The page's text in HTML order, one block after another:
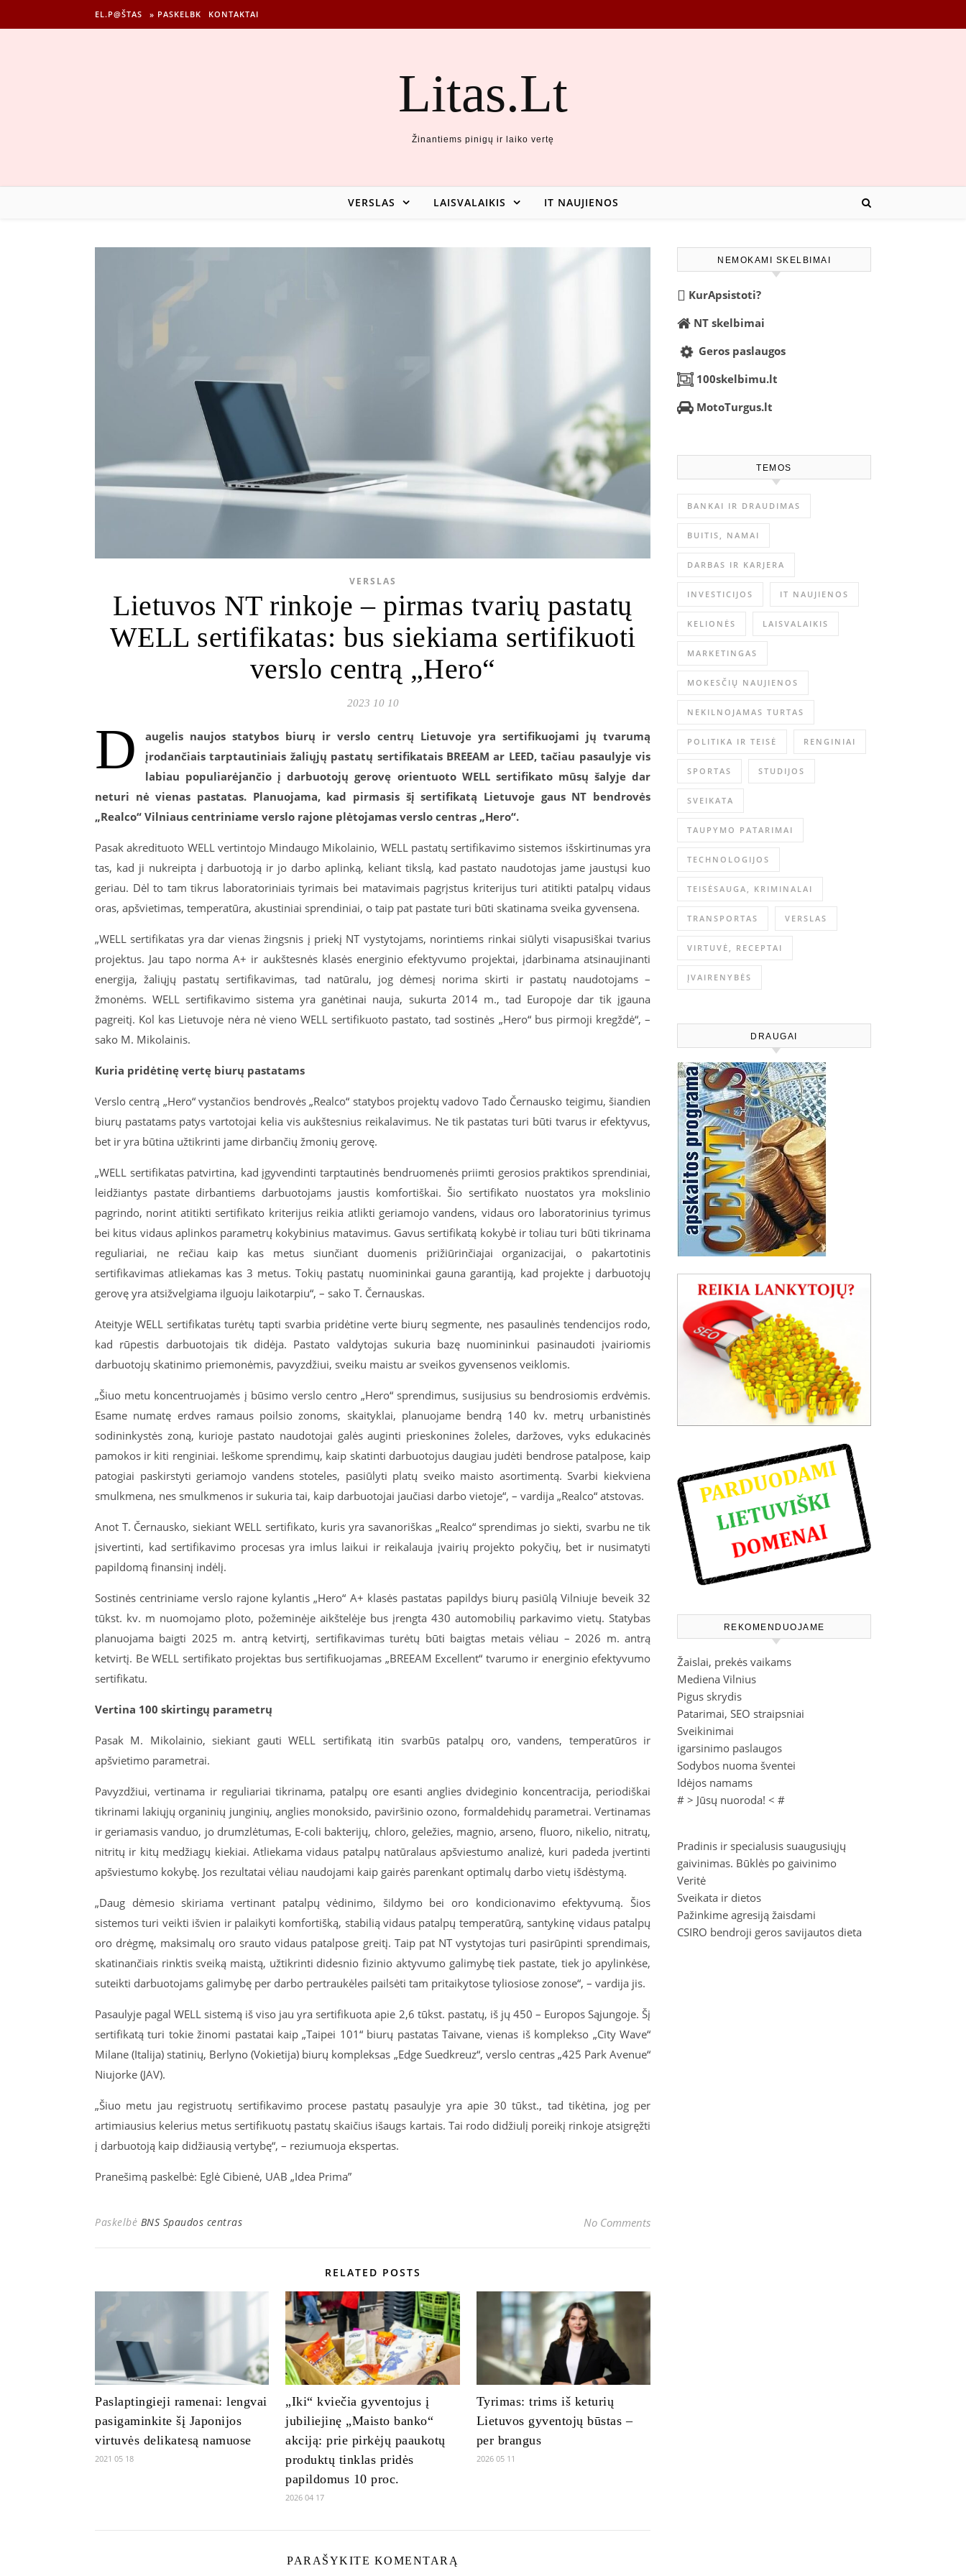
EL.P@ŠTAS » PASKELBK KONTAKTAI
Litas.Lt
Žinantiems pinigų ir laiko vertę
VERSLAS LAISVALAIKIS IT NAUJIENOS
VERSLAS
Lietuvos NT rinkoje – pirmas tvarių pastatų
WELL sertifikatas: bus siekiama sertifikuoti
verslo centrą „Hero“
2023 10 10
D
augelis naujos statybos biurų ir verslo centrų Lietuvoje yra sertifikuojami jų tvarumą
įrodančiais tarptautiniais žaliųjų pastatų sertifikatais BREEAM ar LEED, tačiau pasaulyje vis
labiau populiarėjančio į darbuotojų gerovę orientuoto WELL sertifikato mūsų šalyje dar
neturi nė vienas pastatas. Planuojama, kad pirmasis šį sertifikatą Lietuvoje gaus NT bendrovės
„Realco“ Vilniaus centriniame verslo rajone plėtojamas verslo centras „Hero“.
Pasak akredituoto WELL vertintojo Mindaugo Mikolainio, WELL pastatų sertifikavimo sistemos išskirtinumas yra
tas, kad ji nukreipta į darbuotoją ir jo darbo aplinką, keliant tikslą, kad pastato naudotojas jame jaustųsi kuo
geriau. Dėl to tam tikrus laboratoriniais tyrimais bei matavimais pagrįstus kriterijus turi atitikti patalpų vidaus
oras, apšvietimas, temperatūra, akustiniai sprendiniai, o taip pat pastate turi būti skatinama sveika gyvensena.
„WELL sertifikatas yra dar vienas žingsnis į priekį NT vystytojams, norintiems rinkai siūlyti visapusiškai tvarius
projektus. Jau tapo norma A+ ir aukštesnės klasės energinio efektyvumo projektai, įdarbinama atsinaujinanti
energija, žaliųjų pastatų sertifikavimas, tad natūralu, jog dėmesį norima skirti ir pastatų naudotojams –
žmonėms. WELL sertifikavimo sistema yra ganėtinai nauja, sukurta 2014 m., tad Europoje dar tik įgauna
pagreitį. Kol kas Lietuvoje nėra nė vieno WELL sertifikuoto pastato, tad sostinės „Hero“ bus pirmoji kregždė“, –
sako M. Mikolainis.
Kuria pridėtinę vertę biurų pastatams
Verslo centrą „Hero“ vystančios bendrovės „Realco“ statybos projektų vadovo Tado Černausko teigimu, šiandien
biurų pastatams patys vartotojai kelia vis aukštesnius reikalavimus. Ne tik pastatas turi būti tvarus ir efektyvus,
bet ir yra būtina užtikrinti jame dirbančių žmonių gerovę.
„WELL sertifikatas patvirtina, kad įgyvendinti tarptautinės bendruomenės priimti gerosios praktikos sprendiniai,
leidžiantys pastate dirbantiems darbuotojams jaustis komfortiškai. Šio sertifikato nuostatos yra mokslinio
pagrindo, norint atitikti sertifikato kriterijus reikia atlikti geriamojo vandens, vidaus oro laboratorinius tyrimus
bei kitus vidaus aplinkos parametrų kokybinius matavimus. Gavus sertifikatą kokybė ir toliau turi būti tikrinama
reguliariai, ne rečiau kaip kas metus siunčiant duomenis prižiūrinčiajai organizacijai, o pakartotinis
sertifikavimas atliekamas kas 3 metus. Tokių pastatų nuomininkai gauna garantiją, kad projekte į darbuotojų
gerovę yra atsižvelgiama ilguoju laikotarpiu“, – sako T. Černauskas.
Ateityje WELL sertifikatas turėtų tapti svarbia pridėtine verte biurų segmente, nes pasaulinės tendencijos rodo,
kad rūpestis darbuotojais tik didėja. Pastato valdytojas sukuria bazę nuomininkui pasinaudoti įvairiomis
darbuotojų skatinimo priemonėmis, pavyzdžiui, sveiku maistu ar sveikos gyvensenos veiklomis.
„Šiuo metu koncentruojamės į būsimo verslo centro „Hero“ sprendimus, susijusius su bendrosiomis erdvėmis.
Esame numatę erdves ramaus poilsio zonoms, skaityklai, planuojame bendrą 140 kv. metrų urbanistinės
sodininkystės zoną, kurioje pastato naudotojai galės auginti prieskonines žoleles, daržoves, vyks edukacinės
pamokos ir kiti renginiai. Ieškome sprendimų, kaip skatinti darbuotojus daugiau judėti bendrose patalpose, kaip
patogiai paskirstyti geriamojo vandens stoteles, pasiūlyti platų sveiko maisto asortimentą. Svarbi kiekviena
smulkmena, nes smulkmenos ir sukuria tai, kaip darbuotojai jaučiasi darbo vietoje“, – vardija „Realco“ atstovas.
Anot T. Černausko, siekiant WELL sertifikato, kuris yra savanoriškas „Realco“ sprendimas jo siekti, svarbu ne tik
įsivertinti, kad sertifikavimo procesas yra imlus laikui ir reikalauja įvairių projekto pokyčių, bet ir nusimatyti
papildomą finansinį indėlį.
Sostinės centriniame verslo rajone kylantis „Hero“ A+ klasės pastatas papildys biurų pasiūlą Vilniuje beveik 32
tūkst. kv. m nuomojamo ploto, požeminėje aikštelėje bus įrengta 430 automobilių parkavimo vietų. Statybas
planuojama baigti 2025 m. antrą ketvirtį, sertifikavimas turėtų būti baigtas metais vėliau – 2026 m. antrą
ketvirtį. Be WELL sertifikato projektas bus sertifikuojamas „BREEAM Excellent“ tvarumo ir energinio efektyvumo
sertifikatu.
Vertina 100 skirtingų parametrų
Pasak M. Mikolainio, siekiant gauti WELL sertifikatą itin svarbūs patalpų oro, vandens, temperatūros ir
apšvietimo parametrai.
Pavyzdžiui, vertinama ir reguliariai tikrinama, patalpų ore esanti anglies dvideginio koncentracija, periodiškai
tikrinami lakiųjų organinių junginių, anglies monoksido, paviršinio ozono, formaldehidų parametrai. Vertinamas
ir geriamasis vanduo, jo drumzlėtumas, E-coli bakterijų, chloro, geležies, magnio, arseno, fluoro, nikelio, nitratų,
nitritų ir kitų medžiagų kiekiai. Atliekama vidaus patalpų natūralaus apšviestumo analizė, kuri padeda įvertinti
apšviestumo kokybę. Jos rezultatai vėliau naudojami kaip gairės parenkant optimalų darbo vietų išdėstymą.
„Daug dėmesio skiriama vertinant patalpų vėdinimo, šildymo bei oro kondicionavimo efektyvumą. Šios
sistemos turi veikti išvien ir palaikyti komfortišką, stabilią vidaus patalpų temperatūrą, santykinę vidaus patalpų
oro drėgmę, maksimalų oro srauto vidaus patalpose greitį. Taip pat NT vystytojas turi pasirūpinti sprendimais,
skatinančiais rinktis sveiką maistą, užtikrinti didesnio fizinio aktyvumo galimybę tiek pastate, tiek jo apylinkėse,
suteikti darbuotojams galimybę per darbo pertraukėles pailsėti tam pritaikytose tyliosiose zonose“, – vardija jis.
Pasaulyje pagal WELL sistemą iš viso jau yra sertifikuota apie 2,6 tūkst. pastatų, iš jų 450 – Europos Sąjungoje. Šį
sertifikatą turi tokie žinomi pastatai kaip „Taipei 101“ biurų pastatas Taivane, vienas iš komplekso „City Wave“
Milane (Italija) statinių, Berlyno (Vokietija) biurų kompleksas „Edge Suedkreuz“, verslo centras „425 Park Avenue“
Niujorke (JAV).
„Šiuo metu jau registruotų sertifikavimo procese pastatų pasaulyje yra apie 30 tūkst., tad tikėtina, jog per
artimiausius kelerius metus sertifikuotų pastatų skaičius išaugs kartais. Tai rodo didžiulį poreikį rinkoje atsigręžti
į darbuotoją kaip didžiausią vertybę“, – reziumuoja ekspertas.
Pranešimą paskelbė: Eglė Cibienė, UAB „Idea Prima”
Paskelbė BNS Spaudos centras No Comments
RELATED POSTS
Paslaptingieji ramenai: lengvai
pasigaminkite šį Japonijos
virtuvės delikatesą namuose
2021 05 18
„Iki“ kviečia gyventojus į
jubiliejinę „Maisto banko“
akciją: prie pirkėjų paaukotų
produktų tinklas pridės
papildomus 10 proc.
2026 04 17
Tyrimas: trims iš keturių
Lietuvos gyventojų būstas –
per brangus
2026 05 11
PARAŠYKITE KOMENTARĄ
NEMOKAMI SKELBIMAI
KurApsistoti?
NT skelbimai
Geros paslaugos
100skelbimu.lt
MotoTurgus.lt
TEMOS
BANKAI IR DRAUDIMAS
BUITIS, NAMAI
DARBAS IR KARJERA
INVESTICIJOS IT NAUJIENOS
KELIONĖS LAISVALAIKIS
MARKETINGAS
MOKESČIŲ NAUJIENOS
NEKILNOJAMAS TURTAS
POLITIKA IR TEISĖ RENGINIAI
SPORTAS STUDIJOS
SVEIKATA
TAUPYMO PATARIMAI
TECHNOLOGIJOS
TEISĖSAUGA, KRIMINALAI
TRANSPORTAS VERSLAS
VIRTUVĖ, RECEPTAI
ĮVAIRENYBĖS
DRAUGAI
REKOMENDUOJAME
Žaislai, prekės vaikams
Mediena Vilnius
Pigus skrydis
Patarimai, SEO straipsniai
Sveikinimai
igarsinimo paslaugos
Sodybos nuoma šventei
Idėjos namams
# > Jūsų nuoroda! < #
Pradinis ir specialusis suaugusiųjų
gaivinimas. Būklės po gaivinimo
Veritė
Sveikata ir dietos
Pažinkime agresiją žaisdami
CSIRO bendroji geros savijautos dieta